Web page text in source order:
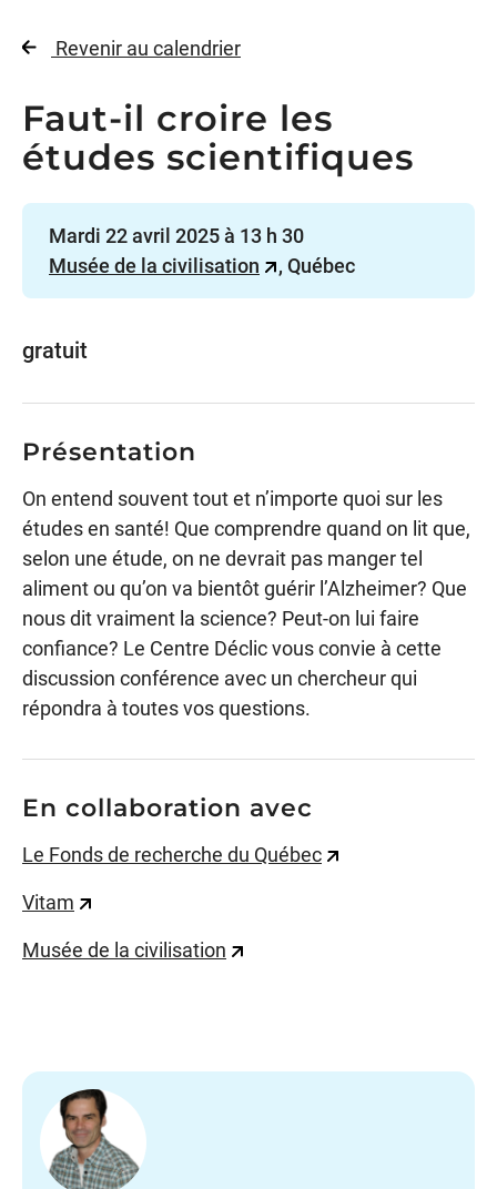
Revenir au calendrier
Faut-il croire les
études scientifiques
Mardi 22 avril 2025 à 13 h 30
Musée de la civilisation
, Québec
gratuit
Présentation
On entend souvent tout et n’importe quoi sur les
études en santé! Que comprendre quand on lit que,
selon une étude, on ne devrait pas manger tel
aliment ou qu’on va bientôt guérir l’Alzheimer? Que
nous dit vraiment la science? Peut-on lui faire
confiance? Le Centre Déclic vous convie à cette
discussion conférence avec un chercheur qui
répondra à toutes vos questions.
En collaboration avec
Le Fonds de recherche du Québec
Vitam
Musée de la civilisation